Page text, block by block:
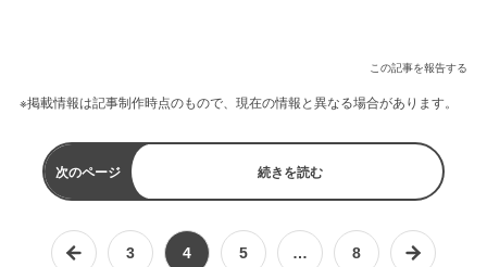
この記事を報告する
※掲載情報は記事制作時点のもので、現在の情報と異なる場合があります。
次のページ 続きを読む
3 4 5 … 8